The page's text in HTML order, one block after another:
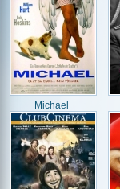
Michael